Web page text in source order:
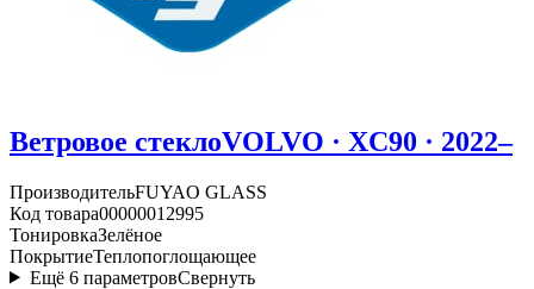
Ветровое стеклоVOLVO · XC90 · 2022–
ПроизводительFUYAO GLASS
Код товара00000012995
ТонировкаЗелёное
ПокрытиеТеплопоглощающее
Ещё 6 параметровСвернуть